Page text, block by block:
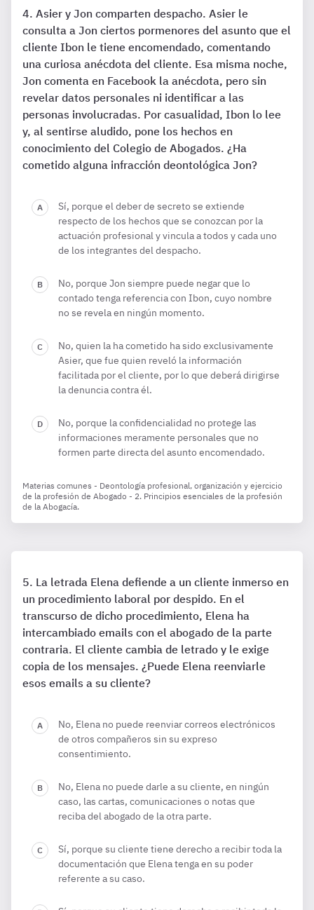
Asier y Jon comparten despacho. Asier le
consulta a Jon ciertos pormenores del asunto que el
cliente Ibon le tiene encomendado, comentando
una curiosa anécdota del cliente. Esa misma noche,
Jon comenta en Facebook la anécdota, pero sin
revelar datos personales ni identificar a las
personas involucradas. Por casualidad, Ibon lo lee
y, al sentirse aludido, pone los hechos en
conocimiento del Colegio de Abogados. ¿Ha
cometido alguna infracción deontológica Jon?
Sí, porque el deber de secreto se extiende
respecto de los hechos que se conozcan por la
actuación profesional y vincula a todos y cada uno
de los integrantes del despacho.
No, porque Jon siempre puede negar que lo
contado tenga referencia con Ibon, cuyo nombre
no se revela en ningún momento.
No, quien la ha cometido ha sido exclusivamente
Asier, que fue quien reveló la información
facilitada por el cliente, por lo que deberá dirigirse
la denuncia contra él.
No, porque la confidencialidad no protege las
informaciones meramente personales que no
formen parte directa del asunto encomendado.
Materias comunes - Deontología profesional, organización y ejercicio
de la profesión de Abogado - 2. Principios esenciales de la profesión
de la Abogacía.
La letrada Elena defiende a un cliente inmerso en
un procedimiento laboral por despido. En el
transcurso de dicho procedimiento, Elena ha
intercambiado emails con el abogado de la parte
contraria. El cliente cambia de letrado y le exige
copia de los mensajes. ¿Puede Elena reenviarle
esos emails a su cliente?
No, Elena no puede reenviar correos electrónicos
de otros compañeros sin su expreso
consentimiento.
No, Elena no puede darle a su cliente, en ningún
caso, las cartas, comunicaciones o notas que
reciba del abogado de la otra parte.
Sí, porque su cliente tiene derecho a recibir toda la
documentación que Elena tenga en su poder
referente a su caso.